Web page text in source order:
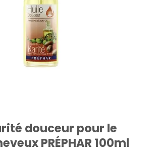
douceur pour le
PRÉPHAR 100ml